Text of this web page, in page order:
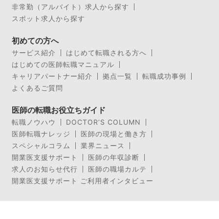
非常勤（アルバイト）求人から探す
スポット求人から探す
初めての方へ
サービス紹介
はじめて転職される方へ
はじめての医師転職マニュアル
キャリアパートナー紹介
拠点一覧
転職成功事例
よくあるご質問
医師の転職お役立ちガイド
転職ノウハウ
DOCTOR’S COLUMN
医師転職ナレッジ
医師の現場と働き方
スペシャルコラム
業界ニュース
開業医支援サポート
医師の年収診断
求人のお知らせ代行
医師の職場カルテ
開業医支援サポート ご利用者インタビュー